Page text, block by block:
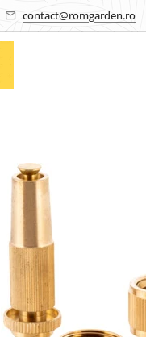
contact@romgarden.ro